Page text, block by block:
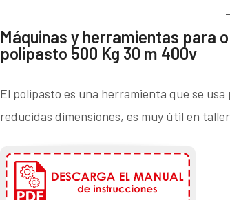
Máquinas y herramientas para
polipasto 500 Kg 30 m 400v
El polipasto es una herramienta que se
reducidas dimensiones, es muy útil en